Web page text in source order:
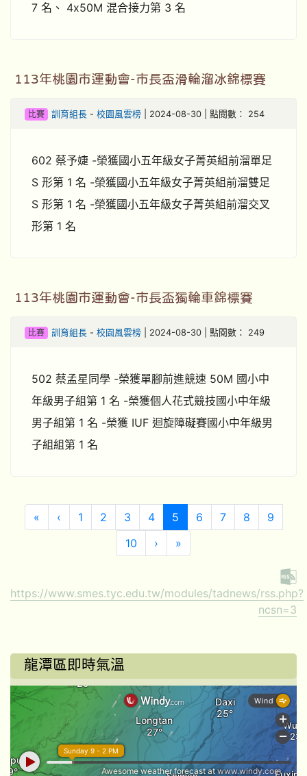
7 名、 4x50M 混合接力第 3 名
113年桃園市運動會-市長盃滑輪溜冰錦標賽
比賽 訓育組長- 校園風雲榜| 2024-08-30 | 點閱數： 254
602 蔡予婕 -榮獲國小五年級女子菁英組前溜單足
S 形第 1 名 -榮獲國小五年級女子菁英組前溜雙足
S 形第 1 名 -榮獲國小五年級女子菁英組前溜交叉
形第 1 名
113年桃園市運動會-市長盃獨輪車錦標賽
比賽 訓育組長- 校園風雲榜| 2024-08-30 | 點閱數： 249
502 蔡孟星同學 -榮獲單腳前進競速 50M 國小中
年級男子組第 1 名 -榮獲個人花式競技國小中年級
男子組第 1 名 -榮獲 IUF 迴旋障礙賽國小中年級男
子組組第 1 名
«第一頁
‹上一頁
1 2 3 4 5(目前頁次)
6 7 8
9
10
›下一頁
»最後頁
https://www.smes.tyc.edu.tw/modules/tadnews/rss.php?
ncsn=3
龍潭區即時氣溫